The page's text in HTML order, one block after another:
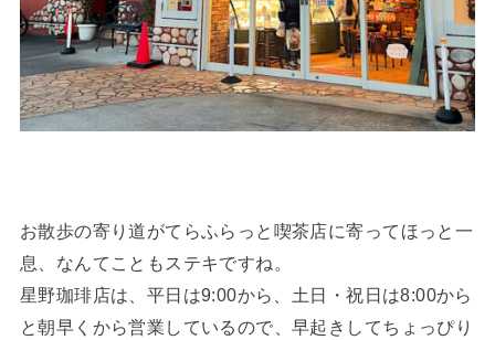
お散歩の寄り道がてらふらっと喫茶店に寄ってほっと一
息、なんてこともステキですね。
星野珈琲店は、平日は9:00から、土日・祝日は8:00から
と朝早くから営業しているので、早起きしてちょっぴり